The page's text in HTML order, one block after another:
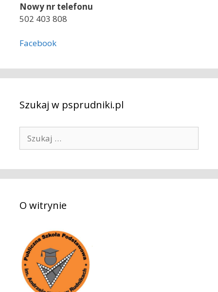
Nowy nr telefonu
502 403 808
Facebook
Szukaj w psprudniki.pl
k
a
:O witrynie